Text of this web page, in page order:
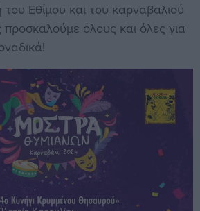
Εθίμου και του καρναβαλιού
προσκαλούμε όλους και όλες για